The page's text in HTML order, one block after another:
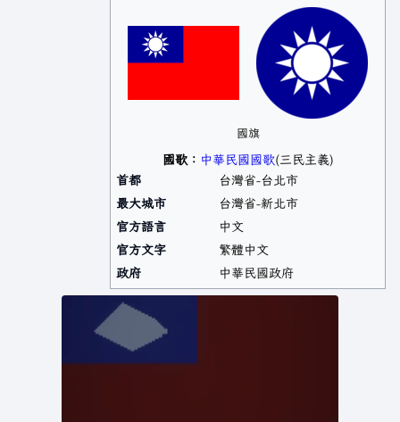
國旗
國歌： 中華民國國歌(三民主義)
首都
台灣省-台北市
最大城市
台灣省-新北市
官方語言
中文
官方文字
繁體中文
政府
中華民國政府